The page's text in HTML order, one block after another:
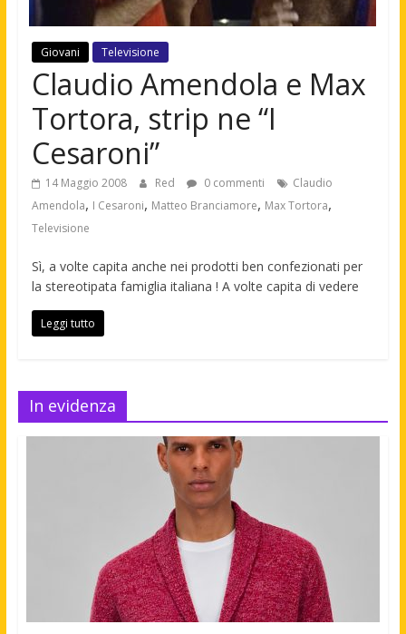
Giovani Televisione
Claudio Amendola e Max
Tortora, strip ne “I
Cesaroni”
14 Maggio 2008 Red 0 commenti
Claudio
Amendola, I Cesaroni, Matteo Branciamore, Max Tortora,
Televisione
Sì, a volte capita anche nei prodotti ben confezionati per
la stereotipata famiglia italiana ! A volte capita di vedere
Leggi tutto
In evidenza